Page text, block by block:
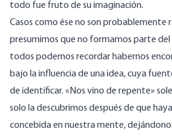
todo fue fruto de su imaginación.
Casos como ése no son probablemente
presumimos que no formamos parte
todos podemos recordar habernos
bajo la influencia de una idea, cuya
de identificar. «Nos vino de repente»
solo la descubrimos después de que
concebida en nuestra mente,